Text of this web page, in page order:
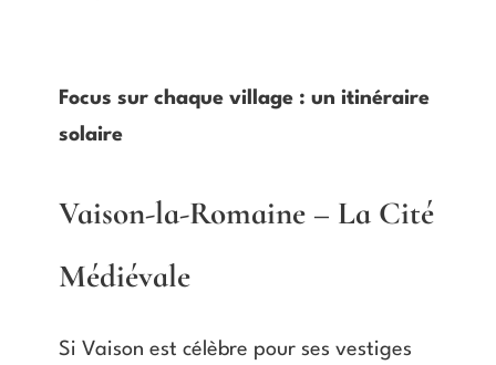
Focus sur chaque village : un itinéraire
solaire
Vaison-la-Romaine – La Cité
Médiévale
Si Vaison est célèbre pour ses vestiges